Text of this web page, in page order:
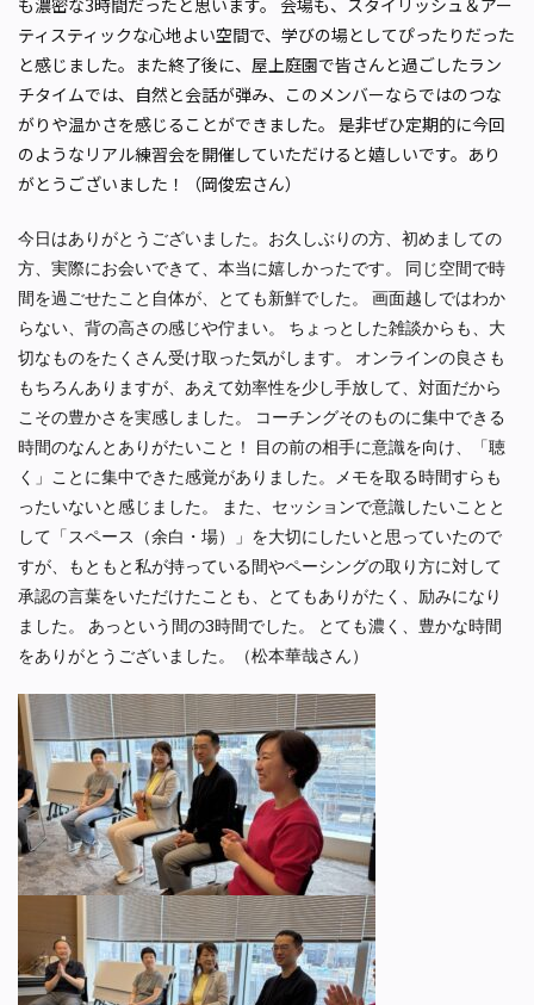
も濃密な3時間だったと思います。 会場も、スタイリッシュ＆アー
ティスティックな心地よい空間で、学びの場としてぴったりだった
と感じました。また終了後に、屋上庭園で皆さんと過ごしたラン
チタイムでは、自然と会話が弾み、このメンバーならではのつな
がりや温かさを感じることができました。 是非ぜひ定期的に今回
のようなリアル練習会を開催していただけると嬉しいです。あり
がとうございました！（岡俊宏さん）
今日はありがとうございました。お久しぶりの方、初めましての
方、実際にお会いできて、本当に嬉しかったです。 同じ空間で時
間を過ごせたこと自体が、とても新鮮でした。 画面越しではわか
らない、背の高さの感じや佇まい。 ちょっとした雑談からも、大
切なものをたくさん受け取った気がします。 オンラインの良さも
もちろんありますが、あえて効率性を少し手放して、対面だから
こその豊かさを実感しました。 コーチングそのものに集中できる
時間のなんとありがたいこと！ 目の前の相手に意識を向け、「聴
く」ことに集中できた感覚がありました。メモを取る時間すらも
ったいないと感じました。 また、セッションで意識したいことと
して「スペース（余白・場）」を大切にしたいと思っていたので
すが、もともと私が持っている間やペーシングの取り方に対して
承認の言葉をいただけたことも、とてもありがたく、励みになり
ました。 あっという間の3時間でした。 とても濃く、豊かな時間
をありがとうございました。（松本華哉さん）